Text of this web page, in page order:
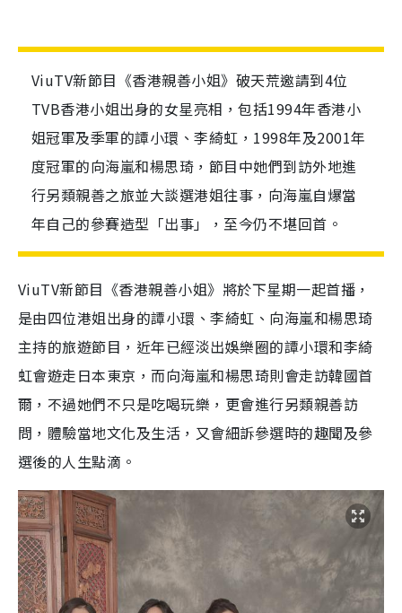
ViuTV新節目《香港親善小姐》破天荒邀請到4位
TVB香港小姐出身的女星亮相，包括1994年香港小
姐冠軍及季軍的譚小環、李綺虹，1998年及2001年
度冠軍的向海嵐和楊思琦，節目中她們到訪外地進
行另類親善之旅並大談選港姐往事，向海嵐自爆當
年自己的參賽造型「出事」，至今仍不堪回首。
ViuTV新節目《香港親善小姐》將於下星期一起首播，
是由四位港姐出身的譚小環、李綺虹、向海嵐和楊思琦
主持的旅遊節目，近年已經淡出娛樂圈的譚小環和李綺
虹會遊走日本東京，而向海嵐和楊思琦則會走訪韓國首
爾，不過她們不只是吃喝玩樂，更會進行另類親善訪
問，體驗當地文化及生活，又會細訴參選時的趣聞及參
選後的人生點滴。